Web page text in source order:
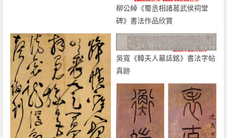
柳公綽《蜀丞相諸葛武侯祠堂
碑》書法作品欣賞
吳寬《韓夫人墓誌銘》書法字帖
真跡